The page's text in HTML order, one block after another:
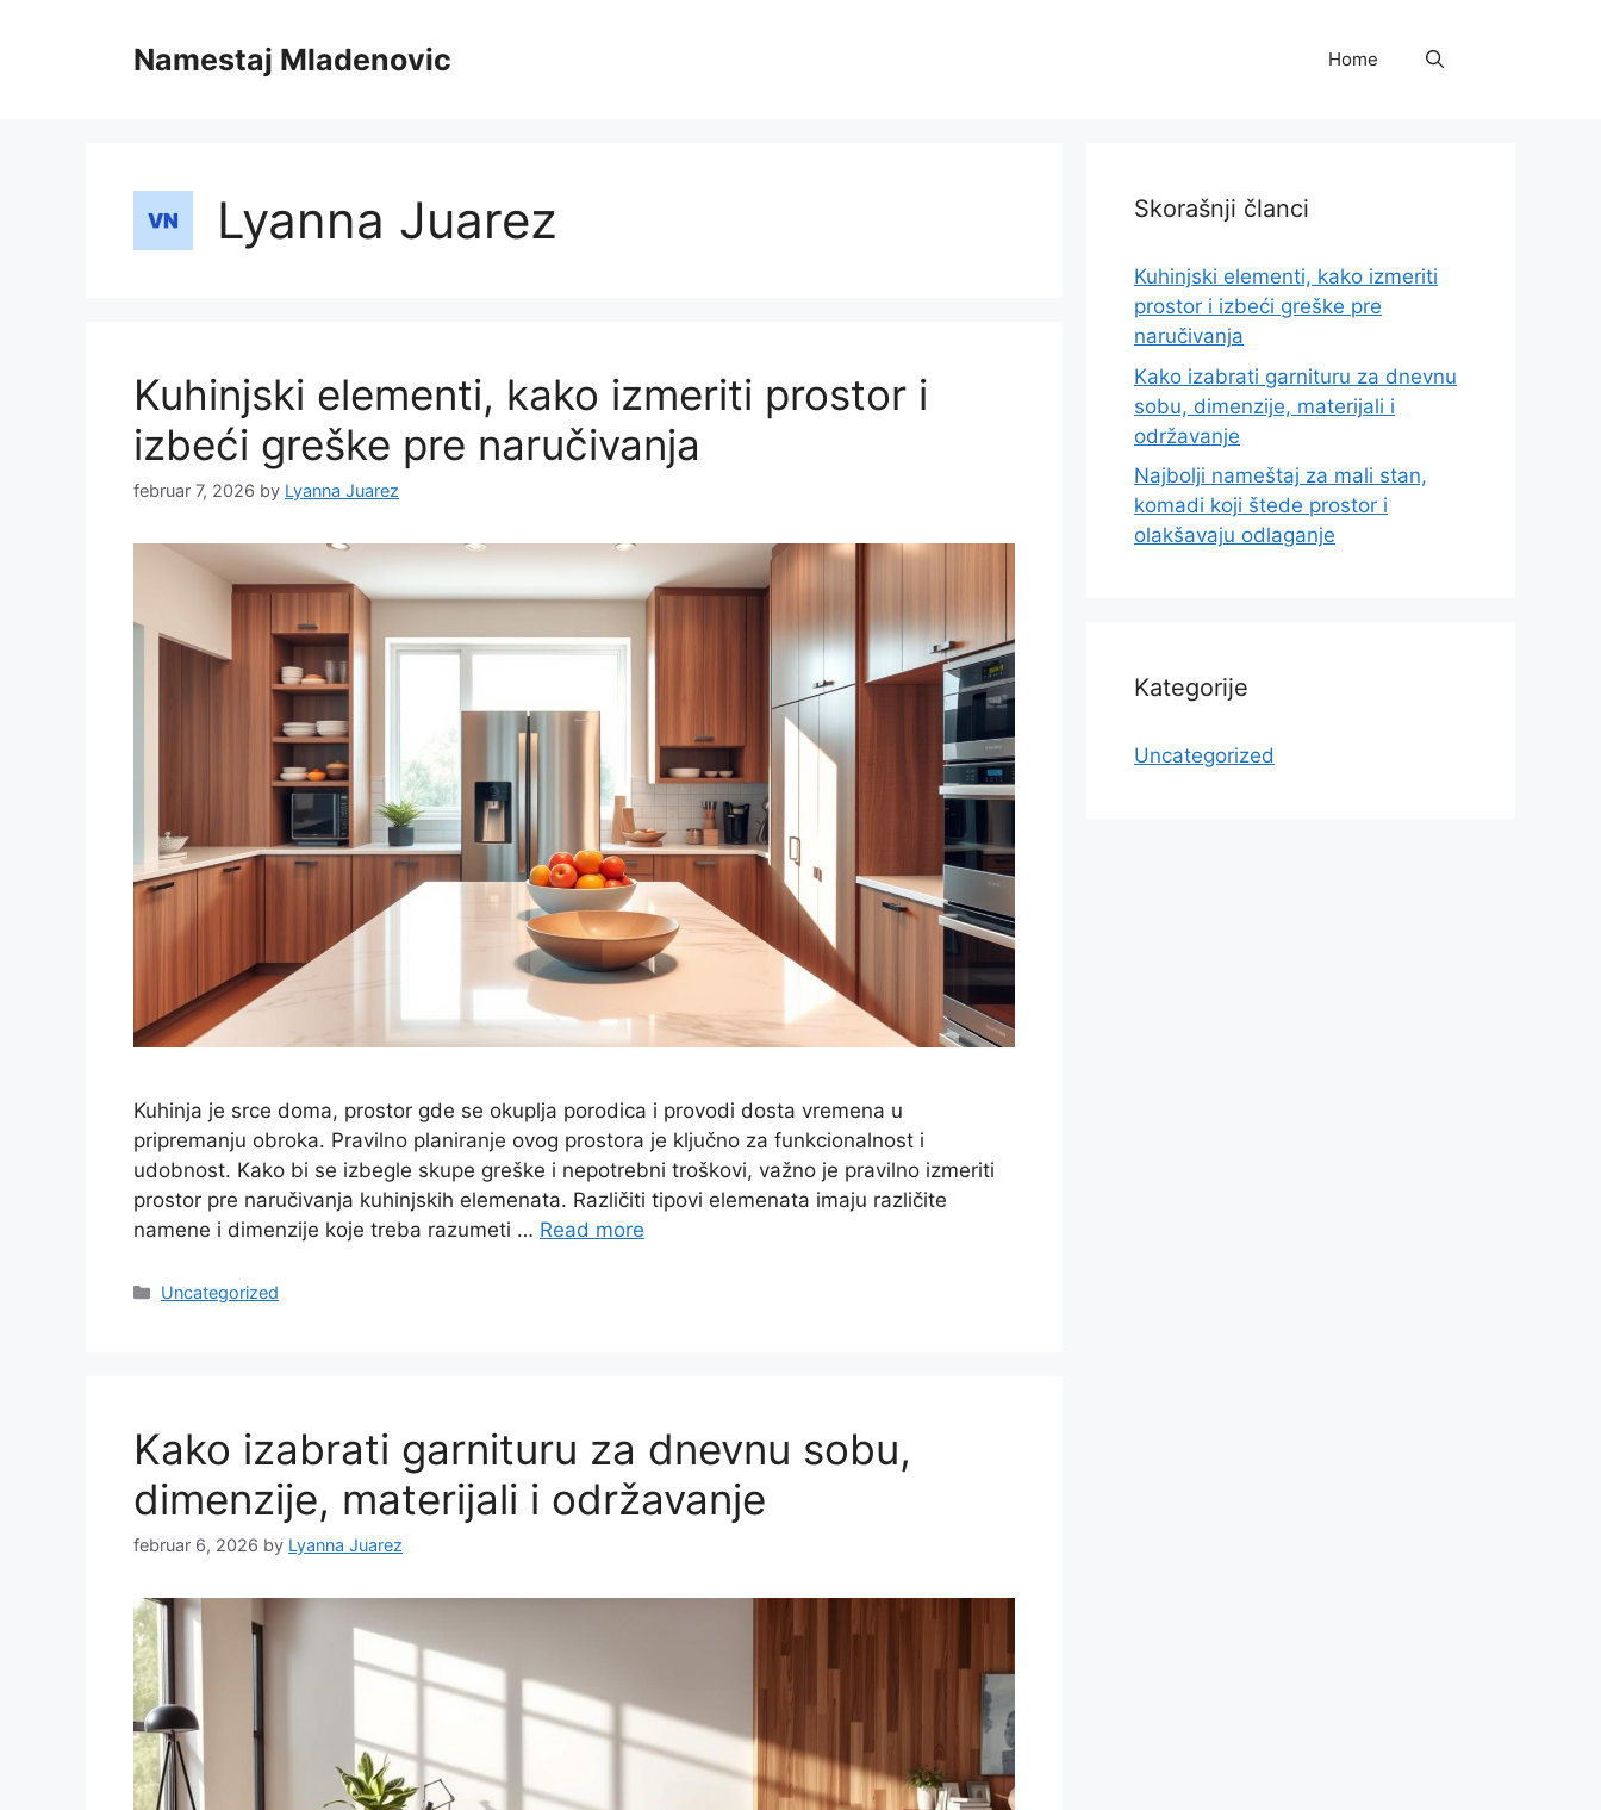
Namestaj Mladenovic Home
Lyanna Juarez
Kuhinjski elementi, kako izmeriti prostor i
izbeći greške pre naručivanja
februar 7, 2026 by Lyanna Juarez
Kuhinja je srce doma, prostor gde se okuplja porodica i provodi dosta vremena u
pripremanju obroka. Pravilno planiranje ovog prostora je ključno za funkcionalnost i
udobnost. Kako bi se izbegle skupe greške i nepotrebni troškovi, važno je pravilno izmeriti
prostor pre naručivanja kuhinjskih elemenata. Različiti tipovi elemenata imaju različite
namene i dimenzije koje treba razumeti … Read more
Categories
Uncategorized
Kako izabrati garnituru za dnevnu sobu,
dimenzije, materijali i održavanje
februar 6, 2026 by Lyanna Juarez
Skorašnji članci
Kuhinjski elementi, kako izmeriti
prostor i izbeći greške pre
naručivanja
Kako izabrati garnituru za dnevnu
sobu, dimenzije, materijali i
održavanje
Najbolji nameštaj za mali stan,
komadi koji štede prostor i
olakšavaju odlaganje
Kategorije
Uncategorized